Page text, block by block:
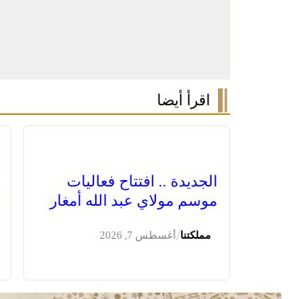
اقرأ أيضا
الجديدة .. افتتاح فعاليات
موسم مولاي عبد الله أمغار
مملكتنا/أغسطس 7, 2026